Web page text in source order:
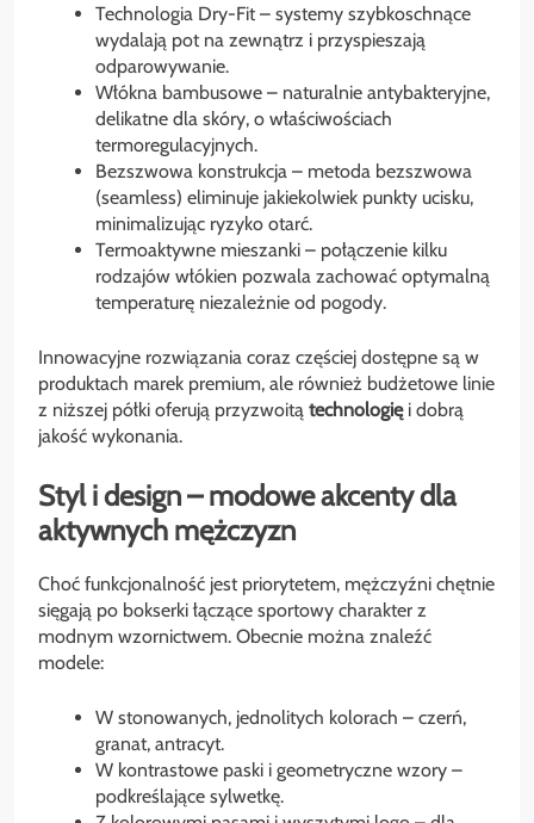
Technologia Dry-Fit – systemy szybkoschnące
wydalają pot na zewnątrz i przyspieszają
odparowywanie.
Włókna bambusowe – naturalnie antybakteryjne,
delikatne dla skóry, o właściwościach
termoregulacyjnych.
Bezszwowa konstrukcja – metoda bezszwowa
(seamless) eliminuje jakiekolwiek punkty ucisku,
minimalizując ryzyko otarć.
Termoaktywne mieszanki – połączenie kilku
rodzajów włókien pozwala zachować optymalną
temperaturę niezależnie od pogody.
Innowacyjne rozwiązania coraz częściej dostępne są w
produktach marek premium, ale również budżetowe linie
z niższej półki oferują przyzwoitą technologięi dobrą
jakość wykonania.
Styl i design – modowe akcenty dla
aktywnych mężczyzn
Choć funkcjonalność jest priorytetem, mężczyźni chętnie
sięgają po bokserki łączące sportowy charakter z
modnym wzornictwem. Obecnie można znaleźć
modele:
W stonowanych, jednolitych kolorach – czerń,
granat, antracyt.
W kontrastowe paski i geometryczne wzory –
podkreślające sylwetkę.